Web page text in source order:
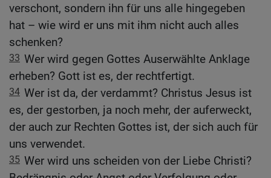
verschont, sondern ihn für uns alle hingegeben
hat – wie wird er uns mit ihm nicht auch alles
schenken?
33 Wer wird gegen Gottes Auserwählte Anklage
erheben? Gott ist es, der rechtfertigt.
34 Wer ist da, der verdammt? Christus Jesus ist
es, der gestorben, ja noch mehr, der auferweckt,
der auch zur Rechten Gottes ist, der sich auch für
uns verwendet.
35 Wer wird uns scheiden von der Liebe Christi?